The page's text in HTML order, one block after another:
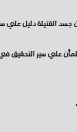
القتيلة دليل علي
علي سير التحقيق